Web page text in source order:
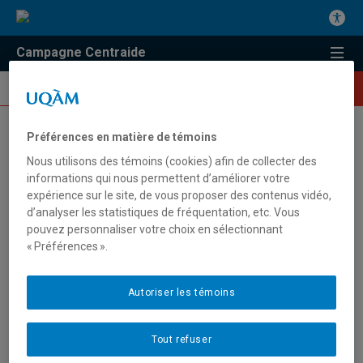
Campagne Centraide
Les nouvelles de l'heure !
VISITE DE QUARTIER
23 octobre 2018
RETOUR
Une quarantaine d’employées et employés de l’UQAM, en plus
campagne Centraide de BAnQ, ont participé à la visite guidée du
quartier Rosemont, le 23 octobre dernier. Cette activité leur a
et l’économie de ce quartier montréalais, tout en découvrant
Préférences en matière de témoins
Nous utilisons des témoins (cookies) afin de collecter des
informations qui nous permettent d’améliorer votre
expérience sur le site, de vous proposer des contenus vidéo,
d’analyser les statistiques de fréquentation, etc. Vous
pouvez personnaliser votre choix en sélectionnant
« Préférences ».
Tout refuser
Autoriser les témoins